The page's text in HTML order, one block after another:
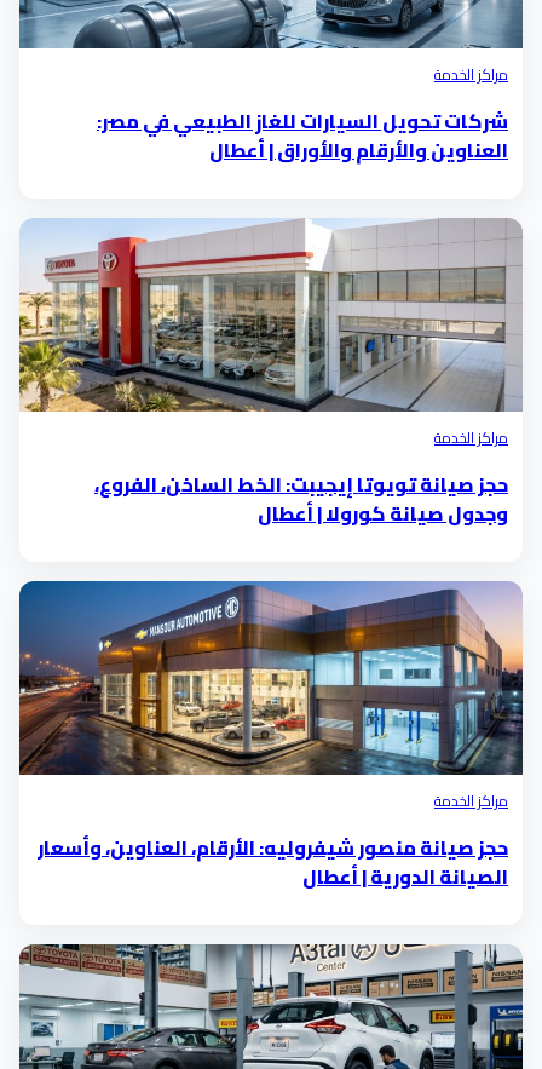
مراكز الخدمة
شركات تحويل السيارات للغاز الطبيعي في مصر:
العناوين والأرقام والأوراق | أعطال
مراكز الخدمة
حجز صيانة تويوتا إيجيبت: الخط الساخن، الفروع،
وجدول صيانة كورولا | أعطال
مراكز الخدمة
حجز صيانة منصور شيفروليه: الأرقام، العناوين، وأسعار
الصيانة الدورية | أعطال